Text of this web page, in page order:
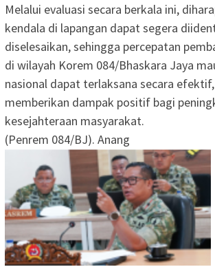
Melalui evaluasi secara berkala ini,
kendala di lapangan dapat segera
diselesaikan, sehingga percepatan
di wilayah Korem 084/Bhaskara Jaya
nasional dapat terlaksana secara
memberikan dampak positif bagi
kesejahteraan masyarakat.
(Penrem 084/BJ). Anang